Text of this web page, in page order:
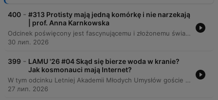
400 - #313 Protisty mają jedną komórkę i nie narzekają
| prof. Anna Karnkowska
Odcinek poświęcony jest fascynującemu i złożonemu światu protistów, analizując ich różnorodność – od pasożytniczych ameb wpływających na zachowanie gospodarzy, po organizmy modelowe o niezwykłych zdolnościach adaptacyjnych. Rozmówcy omawiają ewolucję systematyki biologicznej, która odchodzi od tradycyjnych królestw na rzecz supergrup, oraz znaczenie procesów takich jak endosymbioza i kleptoplastia w kształtowaniu eukariotów. Podczas rozmowy poruszane są kwestie nowoczesnej genomiki, która podważa przekonanie o prostocie organizmów jednokomórkowych. Eksperci przybliżają mechanizmy życia mikroorganizmów, rolę fitoplanktonu w ekosystemach oraz wyzwania związane z badaniem i hodowlą tych niezwykłych istot w warunkach laboratoryjnych.
30 лип. 2026
399 - LAMU '26 #04 Skąd się bierze woda w kranie?
Jak kosmonauci mają Internet?
W tym odcinku Letniej Akademii Młodych Umysłów goście odpowiadają na pytania dzieci dotyczące technologii, kosmosu i historii. Rozmowy obejmują tematy takie jak budowa cyberprzestrzeni, komunikacja z Marsa oraz ewolucyjny wpływ gotowania na organizm człowieka. Eksperci poruszają również kwestie ekologiczne i technologiczne, wyjaśniając procesy uzdatniania wody w poznańskim Akwanecie oraz złożoność produkcji plastiku. Dyskusja obejmuje także wyzwania związane z recyklingiem, rolę tworzyw sztucznych w medycynie oraz znaczenie opakowań wielorazowych dla ochrony środowiska.
27 лип. 2026